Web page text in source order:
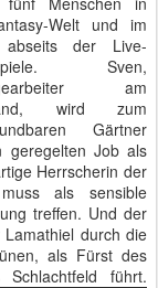
Welt und im
abseits der Live-
Sven,
am
wird zum
Gärtner
geregelten Job als
Herrscherin der
als sensible
treffen. Und der
durch die
als Fürst des
führt.